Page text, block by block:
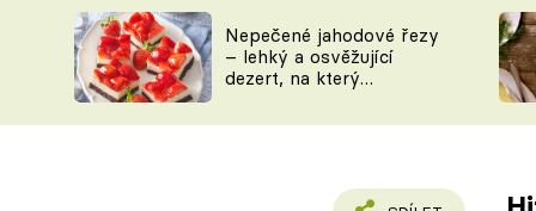
Tipy a triky
KAM ZA JÍDLEM
VYCHYTÁVKY
ČASOPIS
Nepečené jahodové řezy
– lehký a osvěžující
dezert, na který